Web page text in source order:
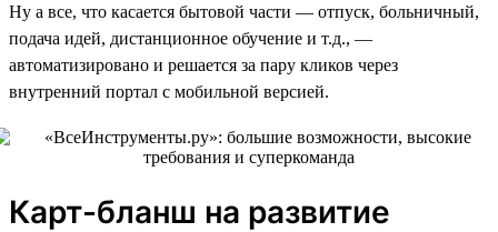
Ну а все, что касается бытовой части — отпуск, больничный,
подача идей, дистанционное обучение и т.д., —
автоматизировано и решается за пару кликов через
внутренний портал с мобильной версией.
Карт-бланш на развитие